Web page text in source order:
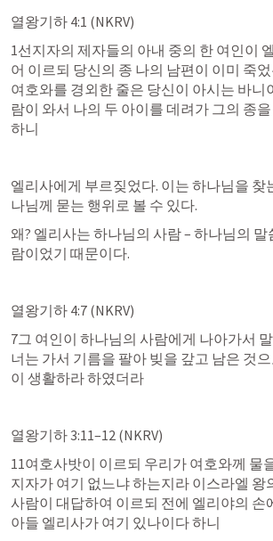
열왕기하 4:1 (NKRV)
1선지자의 제자들의 아내 중의 한 여인이
어 이르되 당신의 종 나의 남편이 이미 죽
여호와를 경외한 줄은 당신이 아시는 바니
람이 와서 나의 두 아이를 데려가 그의 종
하니
엘리사에게 부르짖었다. 이는 하나님을 찾
나님께 묻는 행위로 볼 수 있다.
왜? 엘리사는 하나님의 사람 – 하나님의
람이었기 때문이다.
열왕기하 4:7 (NKRV)
7그 여인이 하나님의 사람에게 나아가서
너는 가서 기름을 팔아 빚을 갚고 남은 것
이 생활하라 하였더라
열왕기하 3:11–12 (NKRV)
11여호사밧이 이르되 우리가 여호와께 물
지자가 여기 없느냐 하는지라 이스라엘 왕
사람이 대답하여 이르되 전에 엘리야의 손
아들 엘리사가 여기 있나이다 하니